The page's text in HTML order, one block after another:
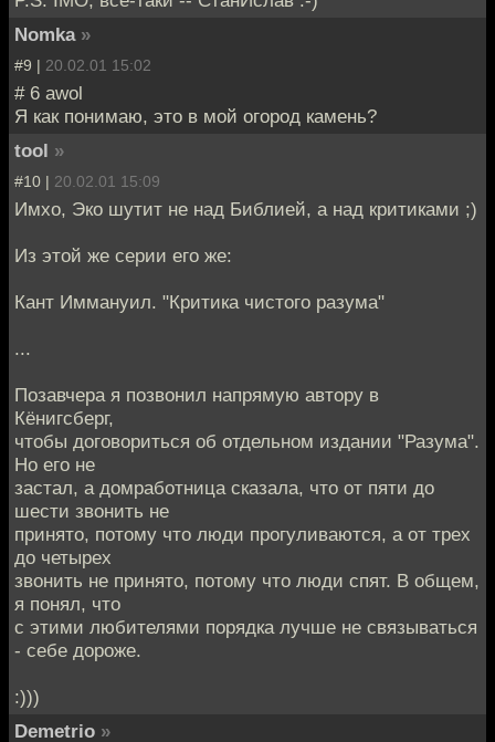
Nomka »
#9 | 20.02.01 15:02
# 6 awol
Я как понимаю, это в мой огород камень?
tool »
#10 | 20.02.01 15:09
Имхо, Эко шутит не над Библией, а над критиками ;)
Из этой же серии его же:
Кант Иммануил. "Критика чистого разума"
...
Позавчера я позвонил напрямую автору в
Кёнигсберг,
чтобы договориться об отдельном издании "Разума".
Но его не
застал, а домработница сказала, что от пяти до
шести звонить не
принято, потому что люди прогуливаются, а от трех
до четырех
звонить не принято, потому что люди спят. В общем,
я понял, что
с этими любителями порядка лучше не связываться
- себе дороже.
:)))
Demetrio »